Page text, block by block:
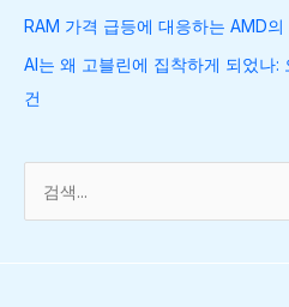
RAM 가격 급등에 대응하는 AMD
AI는 왜 고블린에 집착하게 되었나:
건
대